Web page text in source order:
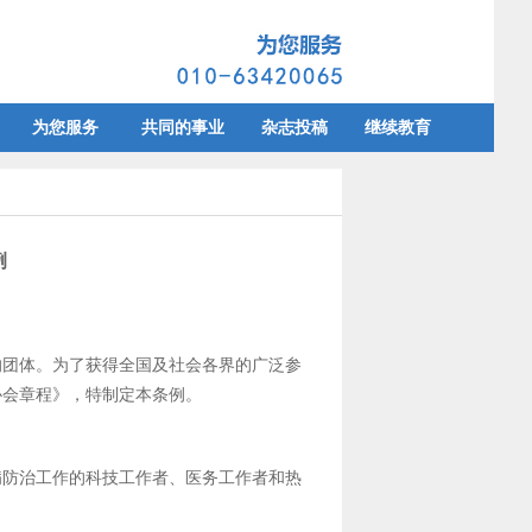
为您服务 共同的事业 杂志投稿 继续教育
体。为了获得全国及社会各界的广泛参
章程》，特制定本条例。
治工作的科技工作者、医务工作者和热